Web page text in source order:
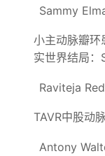
Sammy
小主动脉瓣环
实世界结局：
Raviteja
TAVR中股动
Antony